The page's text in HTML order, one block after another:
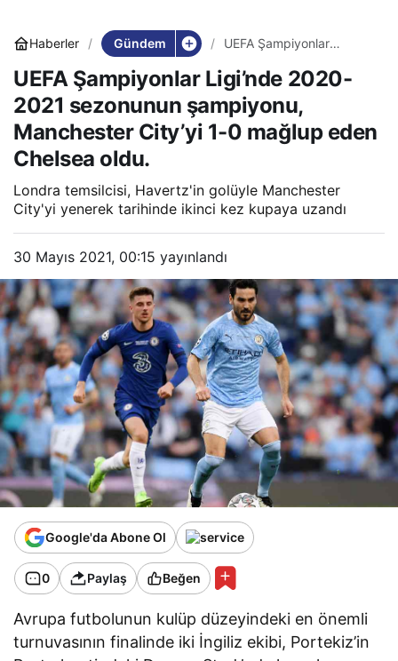
Haberler Gündem
UEFA Şampiyonlar
sezonunun şampiyonu,
Manchester City’yi 1-0
mağlup eden Chelsea
oldu.
UEFA Şampiyonlar Ligi’nde 2020-
2021 sezonunun şampiyonu,
Manchester City’yi 1-0 mağlup eden
Chelsea oldu.
Londra temsilcisi, Havertz'in golüyle Manchester
City'yi yenerek tarihinde ikinci kez kupaya uzandı
30 Mayıs 2021, 00:15 yayınlandı
Google'da Abone Ol
0 Paylaş Beğen
Avrupa futbolunun kulüp düzeyindeki en önemli
turnuvasının finalinde iki İngiliz ekibi, Portekiz’in